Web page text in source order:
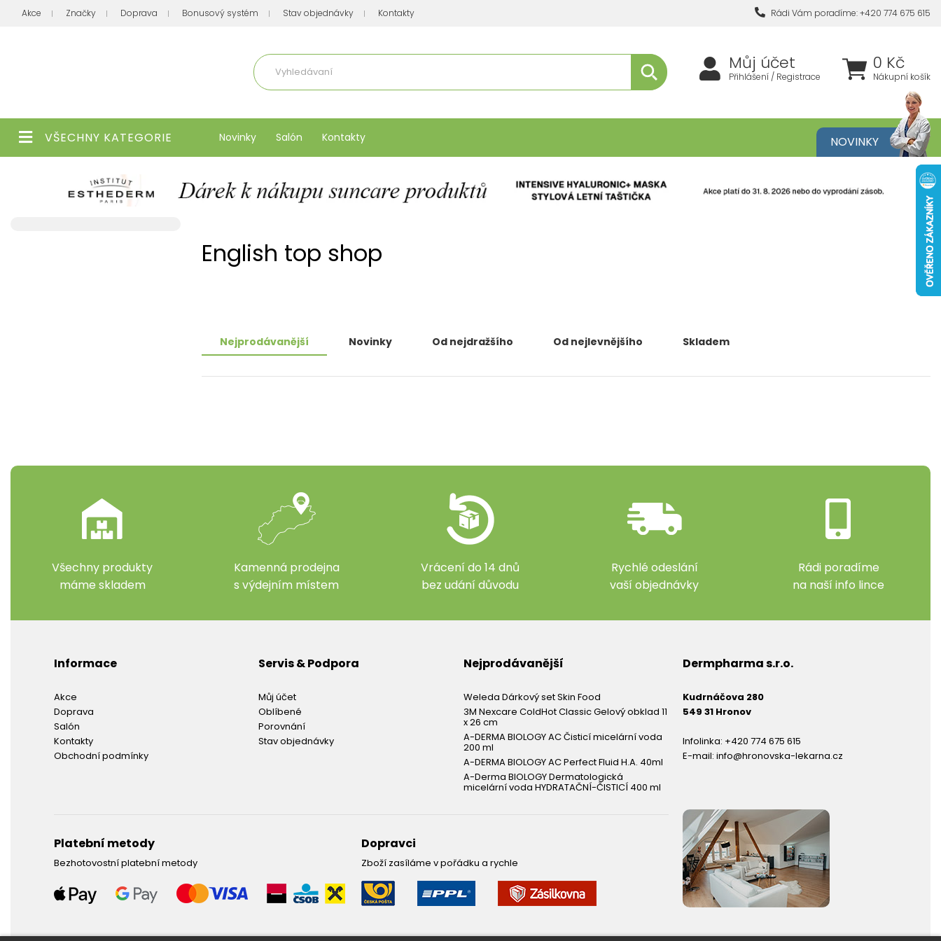
Akce Značky Doprava Bonusový systém Stav objednávky Kontakty Rádi Vám poradíme: +420 774 675 615
0 Kč
Nákupní košík
Můj účet
Přihlášení / Registrace
VŠECHNY KATEGORIE Novinky Salón Kontakty NOVINKY
English top shop
Nejprodávanější Novinky Od nejdražšího Od nejlevnějšího Skladem
Všechny produkty
máme skladem
Kamenná prodejna
s výdejním místem
Vrácení do 14 dnů
bez udání důvodu
Rychlé odeslání
vaší objednávky
Rádi poradíme
na naší info lince
Informace
Akce
Doprava
Salón
Kontakty
Obchodní podmínky
Servis & Podpora
Můj účet
Oblíbené
Porovnání
Stav objednávky
Nejprodávanější
Weleda Dárkový set Skin Food
3M Nexcare ColdHot Classic Gelový obklad 11
x 26 cm
A-DERMA BIOLOGY AC Čisticí micelární voda
200 ml
A-DERMA BIOLOGY AC Perfect Fluid H.A. 40ml
A-Derma BIOLOGY Dermatologická
micelární voda HYDRATAČNÍ-ČISTICÍ 400 ml
Platební metody
Bezhotovostní platební metody
Dopravci
Zboží zasíláme v pořádku a rychle
Dermpharma s.r.o.
Kudrnáčova 280
549 31 Hronov
Infolinka: +420 774 675 615
E-mail: info@hronovska-lekarna.cz